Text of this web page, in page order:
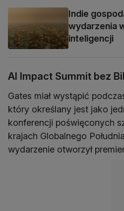
Indie
wydarzenia
inteligencji
AI Impact Summit bez
Gates miał wystąpić
który określany jest jako
konferencji poświęconych
krajach Globalnego
wydarzenie otworzył